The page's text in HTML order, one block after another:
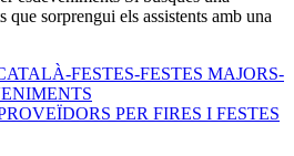
sorprengui els assistents amb una
PER FIRES I FESTES